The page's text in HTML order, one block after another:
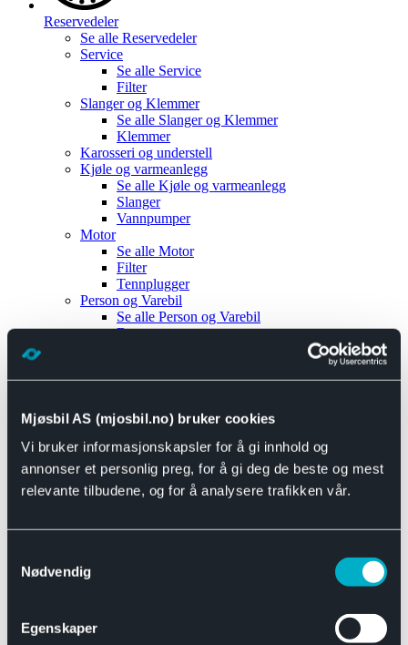
Mjøsbil AS (mjosbil.no) bruker cookies
Vi bruker informasjonskapsler for å gi innhold og
annonser et personlig preg, for å gi deg de beste og mest
relevante tilbudene, og for å analysere trafikken vår.
Nødvendig
Egenskaper
Reservedeler
Se alle Reservedeler
Service
Se alle Service
Filter
Slanger og Klemmer
Se alle Slanger og Klemmer
Klemmer
Karosseri og understell
Kjøle og varmeanlegg
Se alle Kjøle og varmeanlegg
Slanger
Vannpumper
Motor
Se alle Motor
Filter
Tennplugger
Person og Varebil
Se alle Person og Varebil
Brems
Motor og drivverk
Se alle Universal
Bremsedeler
Se alle Bremsedeler
Bremsenippler
Drivline og motor
Se alle Drivline og motor
Eksosanlegg